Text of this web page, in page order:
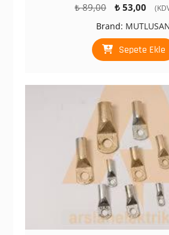
₺89,00
Orijinal
fiyat:
₺ 89,00.
₺53,00
Şu
₺
Brand:
Sepete Ekle